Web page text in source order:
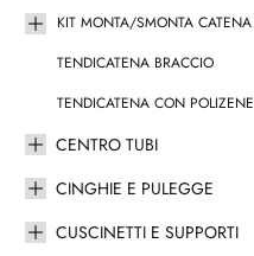
KIT MONTA/SMONTA CATENA
TENDICATENA BRACCIO
TENDICATENA CON POLIZENE
CENTRO TUBI
CINGHIE E PULEGGE
CUSCINETTI E SUPPORTI